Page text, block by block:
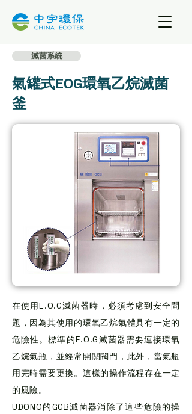
滅菌系統
氣罐式EOG環氧乙烷滅菌
釜
在使用E.O.G滅菌器時，必須考慮到安全問
題，因為其使用的環氧乙烷氣體具有一定的
危險性。標準的E.O.G滅菌器需要連接環氧
乙烷氣瓶，並經常開關閥門，此外，當氣瓶
用完時需要更換。這樣的操作流程存在一定
的風險。
UDONO的GCB滅菌器消除了這些危險的操